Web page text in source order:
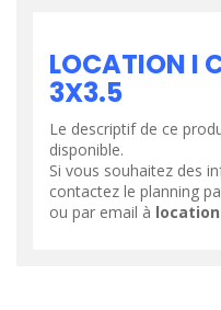
LOCATION I
3X3.5
Le descriptif de ce
disponible.
Si vous souhaitez des
contactez le planning
ou par email à